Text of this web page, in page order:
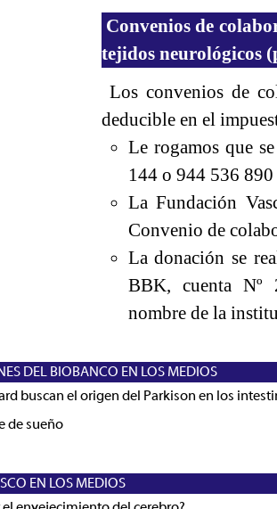
Convenios de
tejidos neurológicos
Los convenios de
deducible en el
Le rogamos que
144 o 944 536 890
La Fundación
Convenio de
La donación se
BBK, cuenta Nº
nombre de la
DEL BIOBANCO EN LOS MEDIOS
buscan el origen del Parkison en los
de sueño
EN LOS MEDIOS